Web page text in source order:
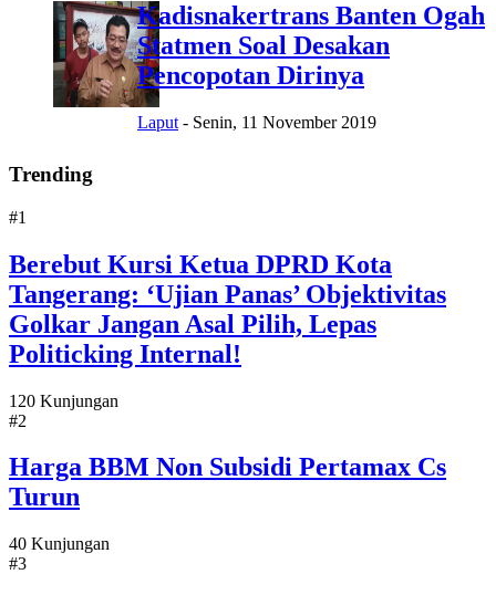
Kadisnakertrans Banten Ogah
Statmen Soal Desakan
Pencopotan Dirinya
Laput - Senin, 11 November 2019
Trending
#1
Berebut Kursi Ketua DPRD Kota
Tangerang: ‘Ujian Panas’ Objektivitas
Golkar Jangan Asal Pilih, Lepas
Politicking Internal!
120 Kunjungan
#2
Harga BBM Non Subsidi Pertamax Cs
Turun
40 Kunjungan
#3